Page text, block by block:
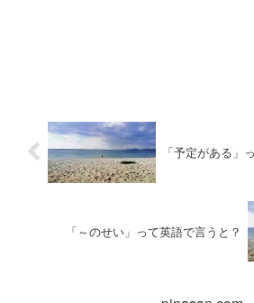
「予定がある」
「～のせい」って英語で言うと？